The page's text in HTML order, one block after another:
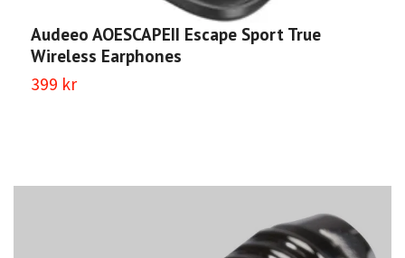
Audeeo AOESCAPEII Escape Sport True
Wireless Earphones
399 kr